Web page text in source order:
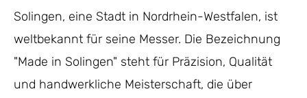
Solingen, eine Stadt in Nordrhein-Westfalen, ist
weltbekannt für seine Messer. Die Bezeichnung
"Made in Solingen" steht für Präzision, Qualität
und handwerkliche Meisterschaft, die über